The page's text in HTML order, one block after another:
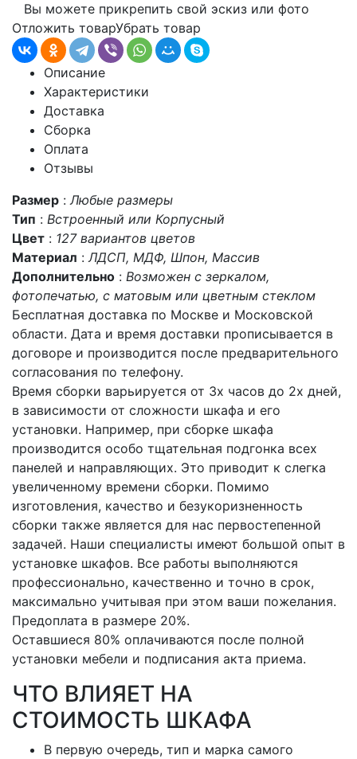
Вы можете прикрепить свой эскиз или фото
Отложить товарУбрать товар
Описание
Характеристики
Доставка
Сборка
Оплата
Отзывы
Размер :Любые размеры
Тип : Встроенный или Корпусный
Цвет : 127 вариантов цветов
Материал :ЛДСП, МДФ, Шпон, Массив
Дополнительно : Возможен с зеркалом,
фотопечатью, с матовым или цветным стеклом
Бесплатная доставка по Москве и Московской
области. Дата и время доставки прописывается в
договоре и производится после предварительного
согласования по телефону.
Время сборки варьируется от 3х часов до 2х дней,
в зависимости от сложности шкафа и его
установки. Например, при сборке шкафа
производится особо тщательная подгонка всех
панелей и направляющих. Это приводит к слегка
увеличенному времени сборки. Помимо
изготовления, качество и безукоризненность
сборки также является для нас первостепенной
задачей. Наши специалисты имеют большой опыт в
установке шкафов. Все работы выполняются
профессионально, качественно и точно в срок,
максимально учитывая при этом ваши пожелания.
Предоплата в размере 20%.
Оставшиеся 80% оплачиваются после полной
установки мебели и подписания акта приема.
ЧТО ВЛИЯЕТ НА
СТОИМОСТЬ ШКАФА
В первую очередь, тип и марка самого